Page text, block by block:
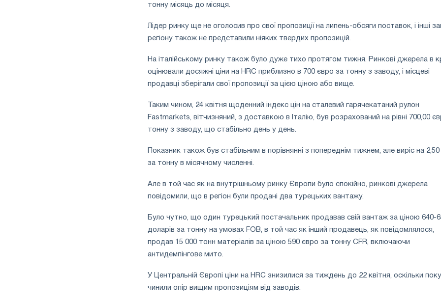
тонну місяць до місяця.
Лідер ринку ще не оголосив про свої пропозиції на липень-обсяги поставок, і інші
регіону також не представили ніяких твердих пропозицій.
На італійському ринку також було дуже тихо протягом тижня. Ринкові джерела в
оцінювали досяжні ціни на HRC приблизно в 700 євро за тонну з заводу, і місцеві
продавці зберігали свої пропозиції за цією ціною або вище.
Таким чином, 24 квітня щоденний індекс цін на сталевий гарячекатаний рулон
Fastmarkets, вітчизняний, з доставкою в Італію, був розрахований на рівні 700,00
тонну з заводу, що стабільно день у день.
Показник також був стабільним в порівнянні з попереднім тижнем, але виріс на
за тонну в місячному численні.
Але в той час як на внутрішньому ринку Європи було спокійно, ринкові джерела
повідомили, що в регіон були продані два турецьких вантажу.
Було чутно, що один турецький постачальник продавав свій вантаж за ціною 640-
доларів за тонну на умовах FOB, в той час як інший продавець, як повідомлялося,
продав 15 000 тонн матеріалів за ціною 590 євро за тонну CFR, включаючи
антидемпінгове мито.
У Центральній Європі ціни на HRC знизилися за тиждень до 22 квітня, оскільки
чинили опір вищим пропозиціям від заводів.